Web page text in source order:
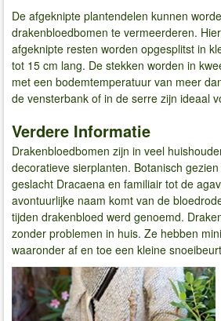
De afgeknipte plantendelen kunnen
drakenbloedbomen te vermeerderen.
afgeknipte resten worden opgesplitst in
tot 15 cm lang. De stekken worden in
met een bodemtemperatuur van meer
de vensterbank of in de serre zijn ideaal
Verdere Informatie
Drakenbloedbomen zijn in veel
decoratieve sierplanten. Botanisch
geslacht Dracaena en familiair tot de
avontuurlijke naam komt van de
tijden drakenbloed werd genoemd.
zonder problemen in huis. Ze hebben
waaronder af en toe een kleine